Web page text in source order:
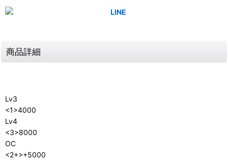
商品詳細
Lv3
<1>4000
Lv4
<3>8000
OC
<2+>+5000